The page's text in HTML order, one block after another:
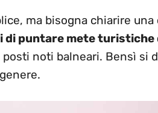
ma bisogna chiarire una
di puntare mete turistiche
noti balneari. Bensì si